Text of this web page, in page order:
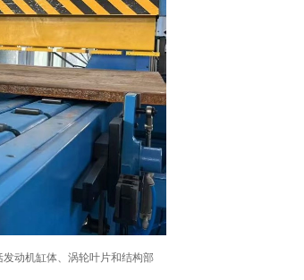
动机缸体、涡轮叶片和结构部